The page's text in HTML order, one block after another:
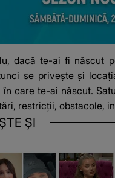
dacă te-ai fi născut
se priveşte şi
care te-ai născut.
restricții, obstacole,
ȘI